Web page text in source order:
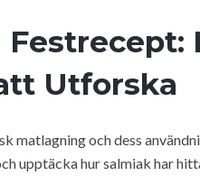
Utforska
matlagning och dess
upptäcka hur salmiak har